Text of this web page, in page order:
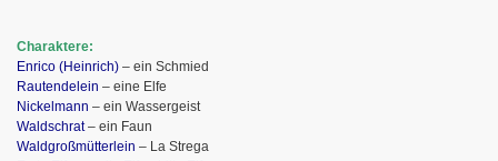
Charaktere:
Enrico (Heinrich) – ein Schmied
Rautendelein – eine Elfe
Nickelmann – ein Wassergeist
Waldschrat– ein Faun
Waldgroßmütterlein – La Strega